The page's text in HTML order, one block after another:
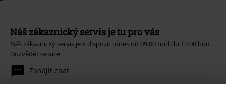
Náš zákaznický servis je tu pro vás
Náš zákaznický servis je k dispozici dnes od 09:00 hod do 17:00 hod.
Dozvědět se více
Zahájit chat